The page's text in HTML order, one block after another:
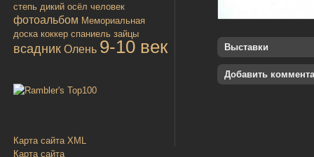
степь дикий осёл человек
фотоальбом Мемориальная
доска коккер спаниель зайцы
всадник Олень 9-10 век
Карта сайта XML
Карта сайта
Выставки
Добавить